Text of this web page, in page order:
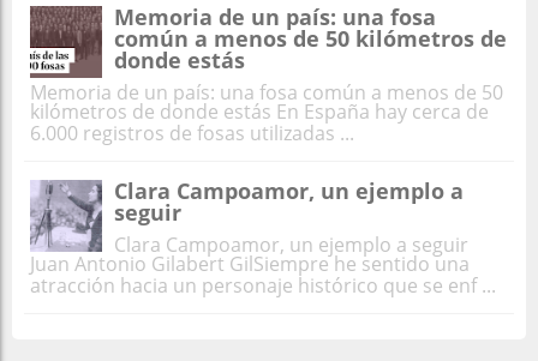
Memoria de un país: una fosa
común a menos de 50 kilómetros de
donde estás
Memoria de un país: una fosa común a menos de 50
kilómetros de donde estás En España hay cerca de
6.000 registros de fosas utilizadas ...
Clara Campoamor, un ejemplo a
seguir
Clara Campoamor, un ejemplo a seguir
Juan Antonio Gilabert GilSiempre he sentido una
atracción hacia un personaje histórico que se enf ...